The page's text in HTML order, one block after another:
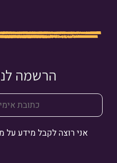
הרשמה
אני רוצה לקבל מידע על